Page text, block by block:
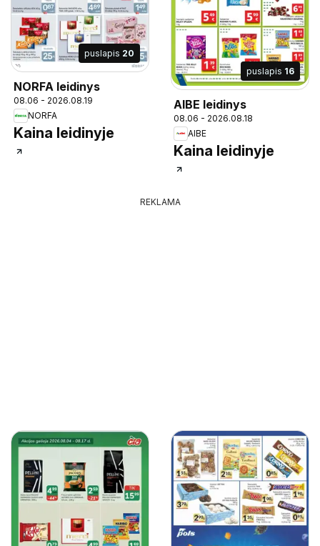
puslapis 20
NORFA leidinys
08.06 - 2026.08.19
NORFA
Kaina leidinyje
puslapis 16
AIBE leidinys
08.06 - 2026.08.18
AIBE
Kaina leidinyje
REKLAMA